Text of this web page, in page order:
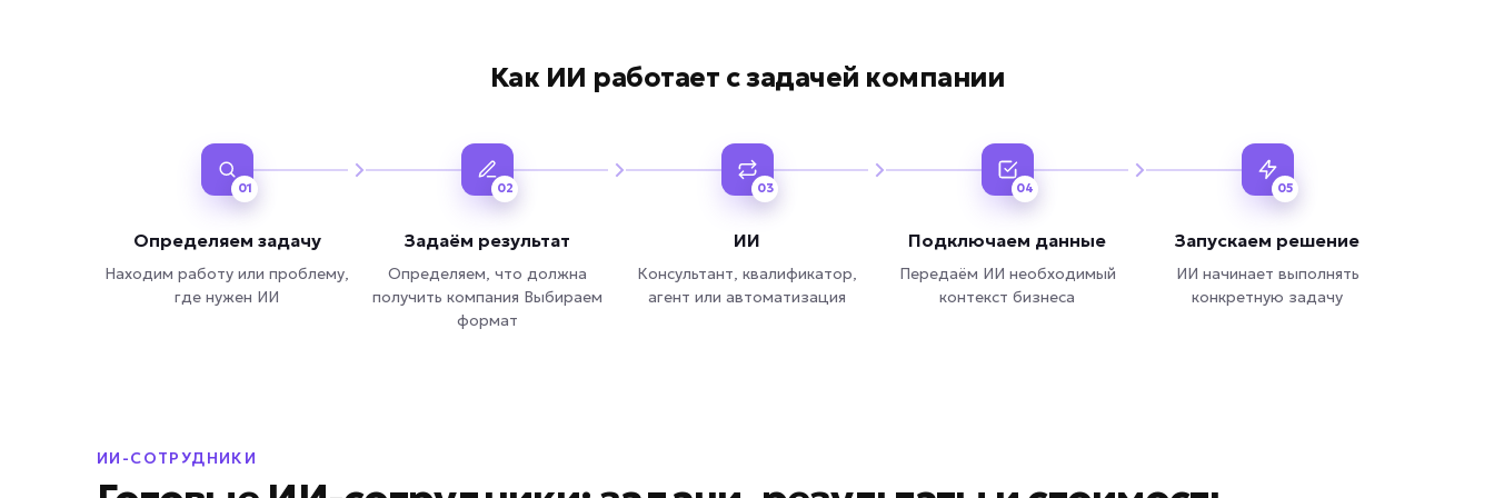
Как ИИ работает с задачей компании
01
Определяем задачу
Находим работу или проблему,
где нужен ИИ
02
Задаём результат
Определяем, что должна
получить компания Выбираем
формат
03
ИИ
Консультант, квалификатор,
агент или автоматизация
04
Подключаем данные
Передаём ИИ необходимый
контекст бизнеса
05
Запускаем решение
ИИ начинает выполнять
конкретную задачу
ИИ-СОТРУДНИКИ